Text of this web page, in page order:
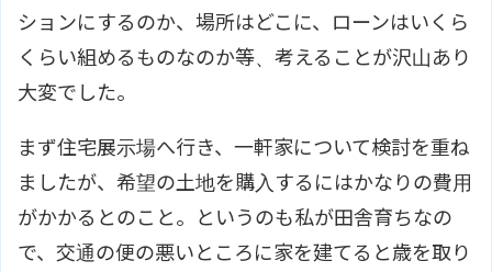
ションにするのか、場所はどこに、ローンはいくら
くらい組めるものなのか等、考えることが沢山あり
大変でした。
まず住宅展示場へ行き、一軒家について検討を重ね
ましたが、希望の土地を購入するにはかなりの費用
がかかるとのこと。というのも私が田舎育ちなの
で、交通の便の悪いところに家を建てると歳を取り